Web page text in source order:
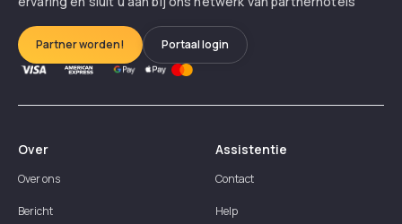
Partner worden! Portaal login
Over
Over ons
Bericht
Assistentie
Contact
Help